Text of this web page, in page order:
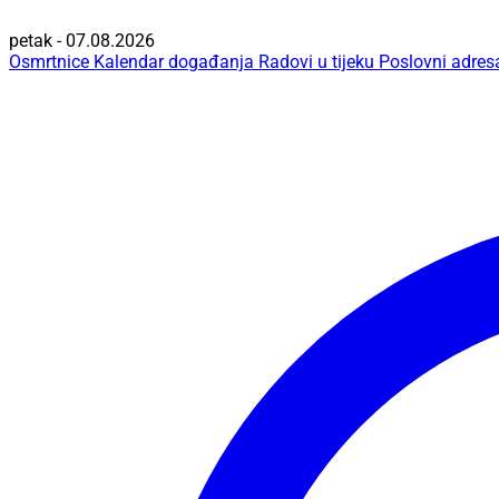
petak - 07.08.2026
Osmrtnice Kalendar događanja Radovi u tijeku Poslovni